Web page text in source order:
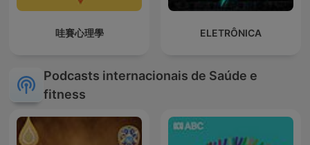
哇賽心理學 ELETRÔNICA
Podcasts internacionais de Saúde e
fitness